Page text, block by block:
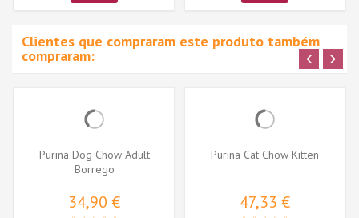
Clientes que compraram este produto também
compraram:
Purina Dog Chow Adult
Borrego
34,90 €
Purina Cat Chow Kitten
47,33 €